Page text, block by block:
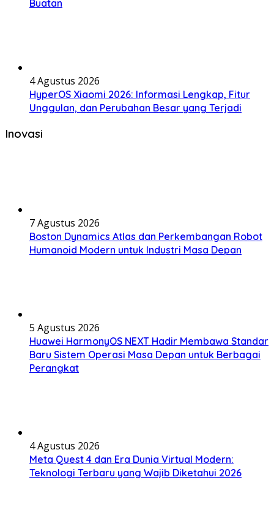
Buatan
4 Agustus 2026
HyperOS Xiaomi 2026: Informasi Lengkap, Fitur
Unggulan, dan Perubahan Besar yang Terjadi
Inovasi
7 Agustus 2026
Boston Dynamics Atlas dan Perkembangan Robot
Humanoid Modern untuk Industri Masa Depan
5 Agustus 2026
Huawei HarmonyOS NEXT Hadir Membawa Standar
Baru Sistem Operasi Masa Depan untuk Berbagai
Perangkat
4 Agustus 2026
Meta Quest 4 dan Era Dunia Virtual Modern:
Teknologi Terbaru yang Wajib Diketahui 2026